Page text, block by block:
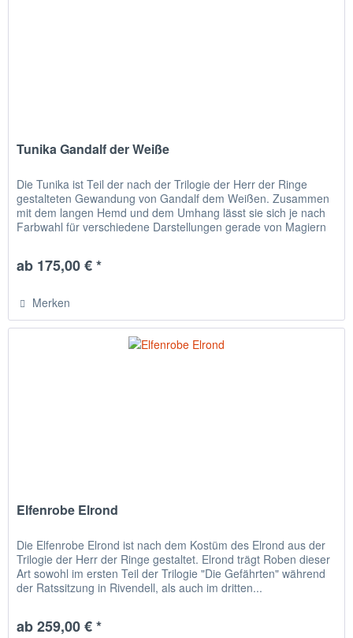
Tunika Gandalf der Weiße
Die Tunika ist Teil der nach der Trilogie der Herr der Ringe
gestalteten Gewandung von Gandalf dem Weißen. Zusammen
mit dem langen Hemd und dem Umhang lässt sie sich je nach
Farbwahl für verschiedene Darstellungen gerade von Magiern
ab 175,00 € *
Merken
Elfenrobe Elrond
Die Elfenrobe Elrond ist nach dem Kostüm des Elrond aus der
Trilogie der Herr der Ringe gestaltet. Elrond trägt Roben dieser
Art sowohl im ersten Teil der Trilogie "Die Gefährten" während
der Ratssitzung in Rivendell, als auch im dritten...
ab 259,00 € *